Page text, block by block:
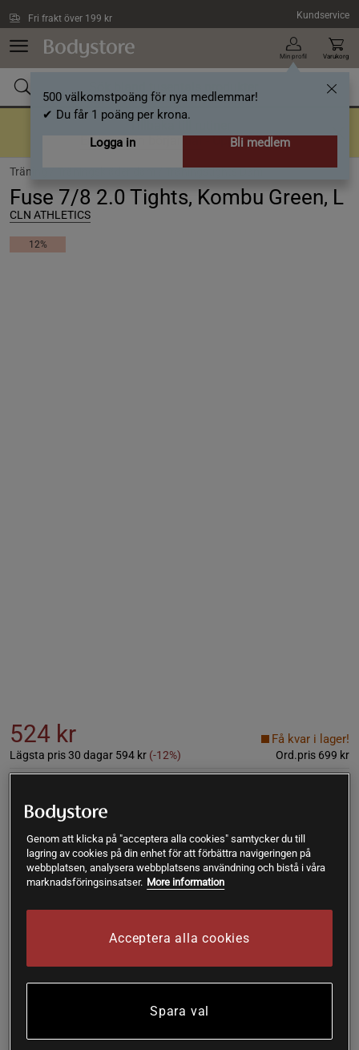
Fri frakt över 199 kr Kundservice
Min profil
500 välkomstpoäng för nya medlemmar!
✔ Du får 1 poäng per krona.
Logga in
Bli medlem
Varukorg
Tillbaka till rutiner
En bra rutin börjar här- Upp till 40%
Träning / Träningstights Dam
Fuse 7/8 2.0 Tights, Kombu Green, L
CLN ATHLETICS
12%
524 kr
Lägsta pris 30 dagar 594 kr (-12%) Ord.pris 699 kr
Få kvar i lager!
Lägg i varukorgen
SKU #3189-22R | EAN7340143666828
Genom att klicka på "acceptera alla cookies" samtycker du till
lagring av cookies på din enhet för att förbättra navigeringen på
webbplatsen, analysera webbplatsens användning och bistå i våra
marknadsföringsinsatser. More information
Acceptera alla cookies
Spara val